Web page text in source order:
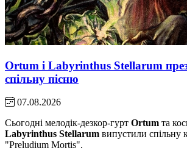
Ortum і Labyrinthus Stellarum
спільну пісню
07.08.2026
Сьогодні мелодік-дезкор-гурт Ortum та
Labyrinthus Stellarum випустили спільну
"Preludium Mortis".